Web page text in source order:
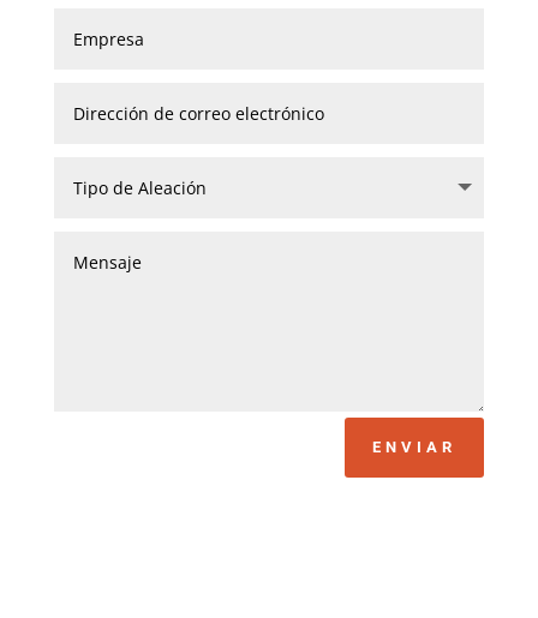
ENVIAR